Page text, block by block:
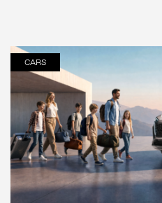
CARS